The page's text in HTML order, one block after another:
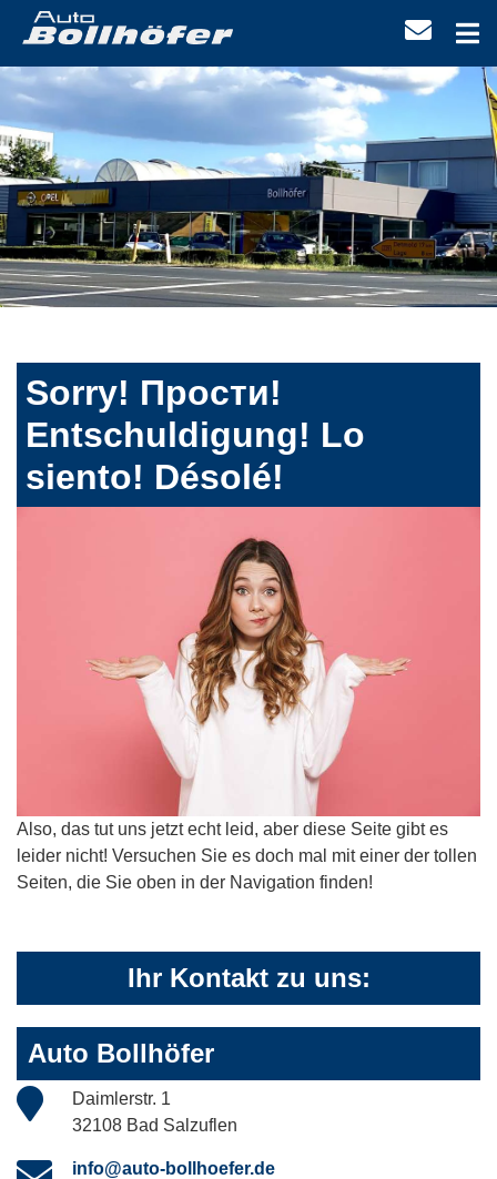
Sorry! Прости!
Entschuldigung! Lo
siento! Désolé!
Also, das tut uns jetzt echt leid, aber diese Seite gibt es
leider nicht! Versuchen Sie es doch mal mit einer der tollen
Seiten, die Sie oben in der Navigation finden!
Ihr Kontakt zu uns:
Auto Bollhöfer
Daimlerstr. 1
32108 Bad Salzuflen
info@auto-bollhoefer.de